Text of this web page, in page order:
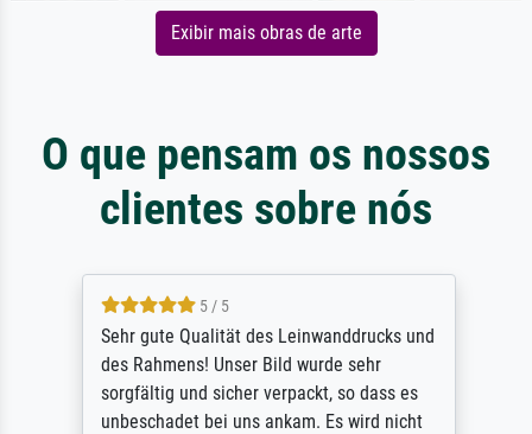
Exibir mais obras de arte
O que pensam os nossos
clientes sobre nós
5 / 5
Sehr gute Qualität des Leinwanddrucks und
des Rahmens! Unser Bild wurde sehr
sorgfältig und sicher verpackt, so dass es
unbeschadet bei uns ankam. Es wird nicht